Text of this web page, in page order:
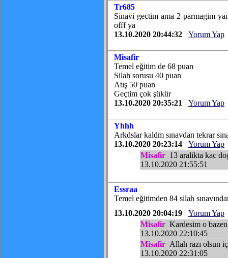
Tr685
Sinavi gectim ama 2 parmagim
offf ya
13.10.2020 20:44:32
Yorum Yap
Misafir
Temel eğitim de 68 puan
Silah sorusu 40 puan
Atış 50 puan
Geçtim çok şükür
13.10.2020 20:35:21
Yorum Yap
Yhhh
Arkdslar kaldm sınavdan tekrar
13.10.2020 20:23:14
Yorum Yap
Misafir 13 aralikta kac
13.10.2020 21:55:51
Essraa
Temel eğitimden 84 silah
13.10.2020 20:04:19
Yorum Yap
Misafir Kardesim o
13.10.2020 22:10:45
Misafir Allah razı olsun
13.10.2020 22:31:05